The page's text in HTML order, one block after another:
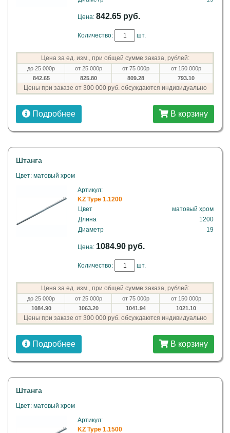
Цена: 842.65 руб.
Количество: шт.
Цена за ед. изм., при общей сумме заказа, рублей:
до 25 000р от 25 000р от 75 000р
от 150 000р
842.65
825.80 809.28 793.10
Цены при заказе от 300 000 руб. обсуждаются индивидуально
Подробнее В корзину
Штанга
Цвет: матовый хром
Артикул:
KZ Type 1.1200
Цвет
матовый хром
Длина
1200
Диаметр
19
Цена: 1084.90 руб.
Количество: шт.
Цена за ед. изм., при общей сумме заказа, рублей:
до 25 000р от 25 000р от 75 000р
от 150 000р
1084.90
1063.20 1041.94 1021.10
Цены при заказе от 300 000 руб. обсуждаются индивидуально
Подробнее В корзину
Штанга
Цвет: матовый хром
Артикул:
KZ Type 1.1500